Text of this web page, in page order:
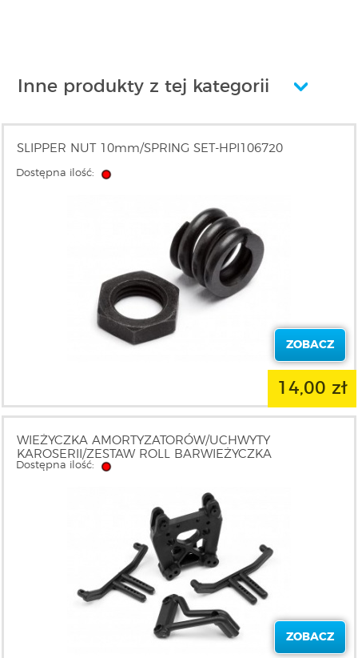
Inne produkty z tej kategorii
SLIPPER NUT 10mm/SPRING SET-HPI106720
Dostępna ilość:
ZOBACZ
14,00 zł
WIEŻYCZKA AMORTYZATORÓW/UCHWYTY
KAROSERII/ZESTAW ROLL BARWIEŻYCZKA
AMORTYZATORÓW/UCHWYTY KAROSERII/ZESTAW
Dostępna ilość:
ZOBACZ